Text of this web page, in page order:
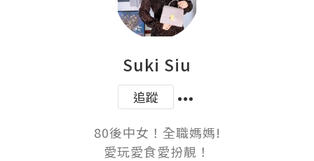
Suki Siu
追蹤
80後中女！全職媽媽!
愛玩愛食愛扮靚！